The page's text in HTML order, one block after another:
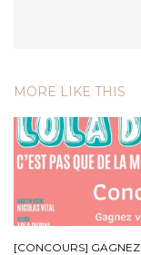
MORE LIKE THIS
[CONCOURS]